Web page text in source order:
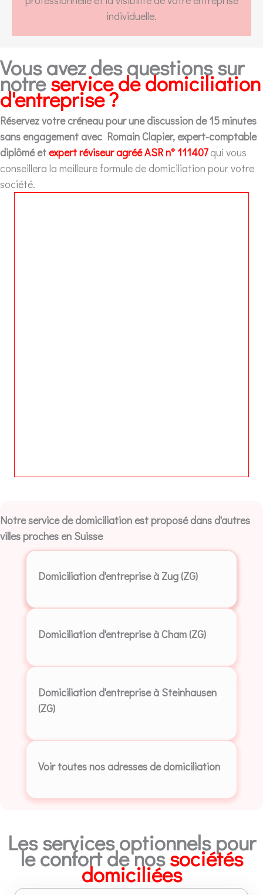
individuelle.
Vous avez des questions sur
notreservice de domiciliation
d'entreprise ?
Réservez votre créneau pour une discussion de 15 minutes
sans engagement avec Romain Clapier, expert-comptable
diplômé etexpert réviseur agréé ASR n° 111407qui vous
conseillera la meilleure formule de domiciliation pour votre
société.
Notre service de domiciliation est proposé dans d'autres
villes proches en Suisse
Domiciliation d'entreprise à Zug (ZG)
Domiciliation d'entreprise à Cham (ZG)
Domiciliation d'entreprise à Steinhausen
(ZG)
Voir toutes nos adresses de domiciliation
Les services optionnels pour
le confort de nossociétés
domiciliées